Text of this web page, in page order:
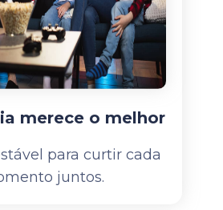
merece o melhor
para curtir cada
juntos.